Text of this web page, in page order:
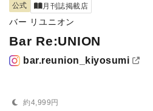
公式 月刊誌掲載店
バー リユニオン
Bar Re:UNION
bar.reunion_kiyosumi
約4,999円